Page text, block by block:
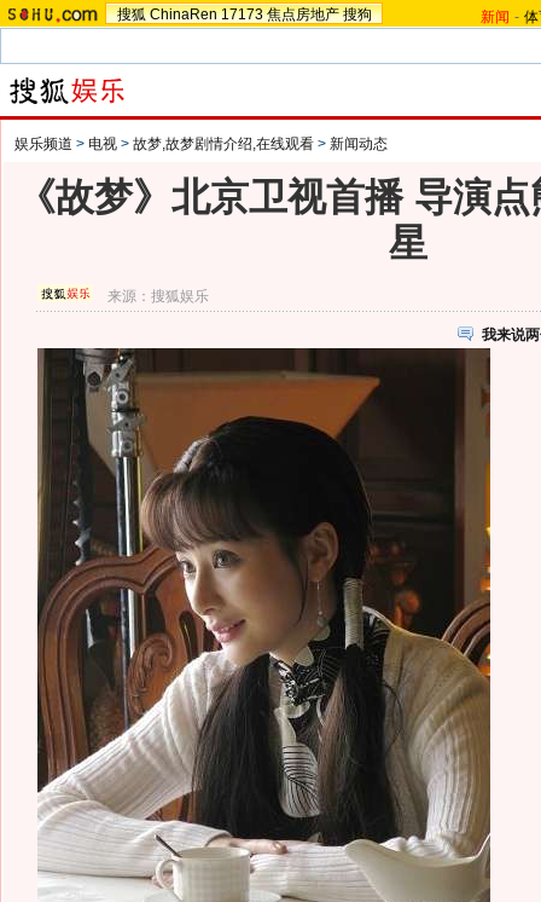
搜狐 ChinaRen 17173 焦点房地产 搜狗 新闻 -
娱乐频道 > 电视 > 故梦,故梦剧情介绍,在线观看 > 新闻动态
《故梦》北京卫视首播 导演
星
来源：搜狐娱乐
我来说